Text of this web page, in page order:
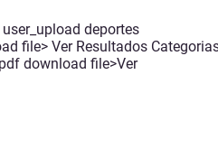
y Hacienda
deportes
file> Ver Resultados
download file>Ver